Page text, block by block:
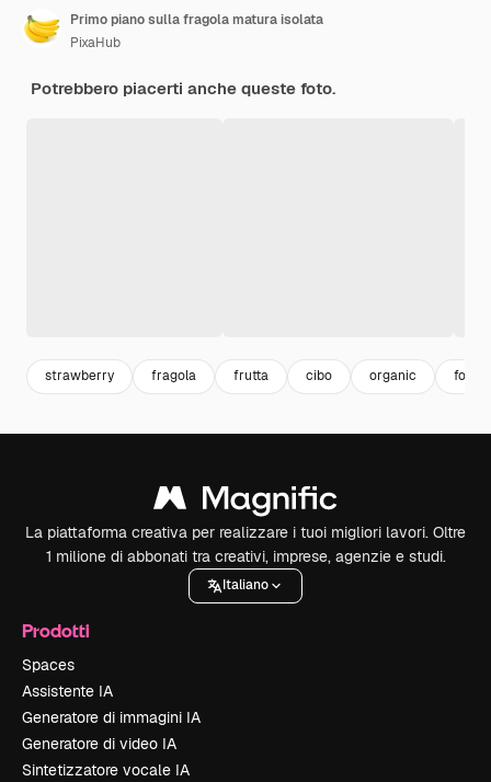
Primo piano sulla fragola matura isolata
PixaHub
Potrebbero piacerti anche queste foto.
strawberry fragola frutta cibo organic food
La piattaforma creativa per realizzare i tuoi migliori lavori. Oltre
1 milione di abbonati tra creativi, imprese, agenzie e studi.
Italiano
Prodotti
Spaces
Assistente IA
Generatore di immagini IA
Generatore di video IA
Sintetizzatore vocale IA